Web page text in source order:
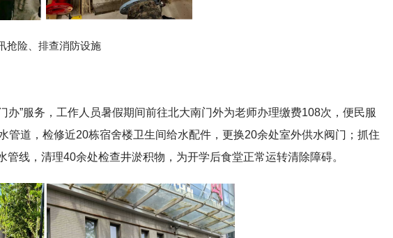
抢险、排查消防设施
”服务，工作人员暑假期间前往北大南门外为老师办理缴费108次，便民服
道，检修近20栋宿舍楼卫生间给水配件，更换20余处室外供水阀门；抓住
线，清理40余处检查井淤积物，为开学后食堂正常运转清除障碍。